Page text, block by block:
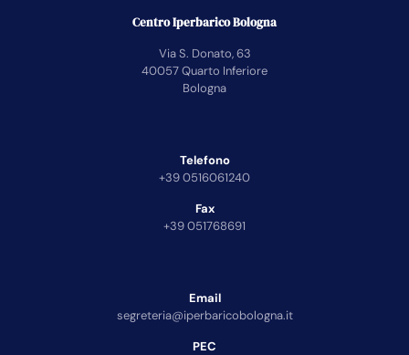
Centro Iperbarico Bologna
Via S. Donato, 63
40057 Quarto Inferiore
Bologna
Telefono
+39 0516061240
Fax
+39 051768691
Email
segreteria@iperbaricobologna.it
PEC